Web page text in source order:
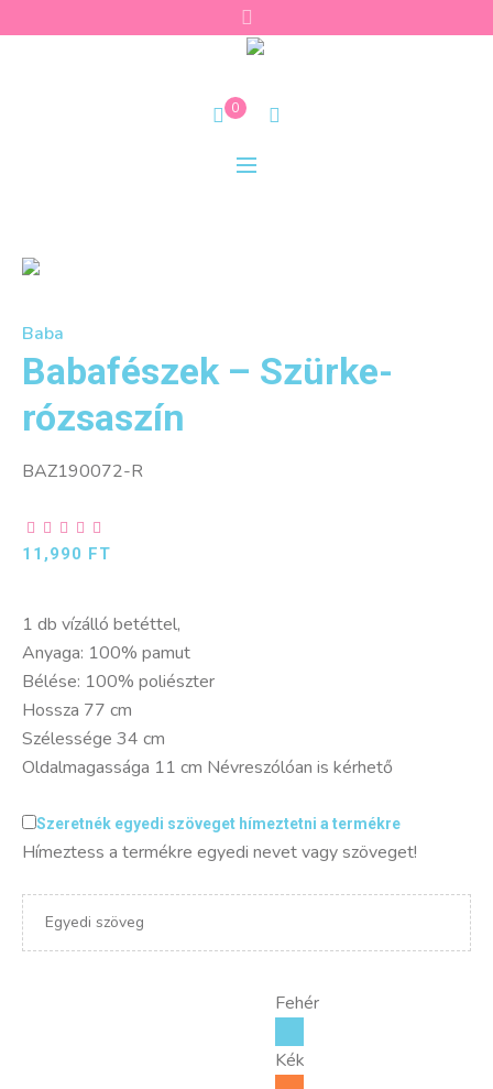
0
Baba
Babafészek – Szürke-
rózsaszín
BAZ190072-R
11,990 FT
1 db vízálló betéttel,
Anyaga: 100% pamut
Bélése: 100% poliészter
Hossza 77 cm
Szélessége 34 cm
Oldalmagassága 11 cm Névreszólóan is kérhető
Szeretnék egyedi szöveget hímeztetni a termékre
Hímeztess a termékre egyedi nevet vagy szöveget!
Fehér
Kék